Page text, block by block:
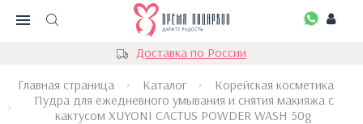
Доставка по России
Главная страница Каталог
Корейская косметика
Пудра для ежедневного умывания и снятия макияжа с
кактусом XUYONI CACTUS POWDER WASH 50g